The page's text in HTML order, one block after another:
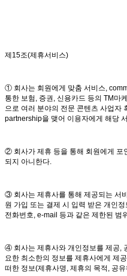
제15조(제휴서비스)
① 회사는 회원에게 맞춤 서비스,
통한 보험, 증권, 신용카드 등의 TM마
으로 여러 분야의 전문 콘텐츠 사업자
partnership을 맺어 이용자에게 해당
② 회사가 제휴 등을 통해 회원에게 포
되지 아니한다.
③ 회사는 제휴사를 통해 제공되는 서
원 가입 또는 결제 시 입력 받은 개인
전화번호, e-mail 등과 같은 제한된 범
④ 회사는 제휴사와 개인정보를 제공,
요한 최소한의 정보를 제휴사에게 제
떠한 정보(제휴사명, 제휴의 목적, 공